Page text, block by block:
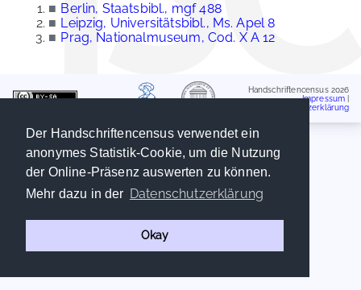
Der Handschriftencensus verwendet ein
anonymes Statistik-Cookie, um die Nutzung
der Online-Präsenz auswerten zu können.
Mehr dazu in der Datenschutzerklärung
Okay
■ Berlin, Staatsbibl., mgf 488
■ Leipzig, Universitätsbibl., Ms. Apel 8
■ Prag, Nationalmuseum, Cod. X A 12
Handschriftencensus 2026
Impressum
Datenschutzerklärung